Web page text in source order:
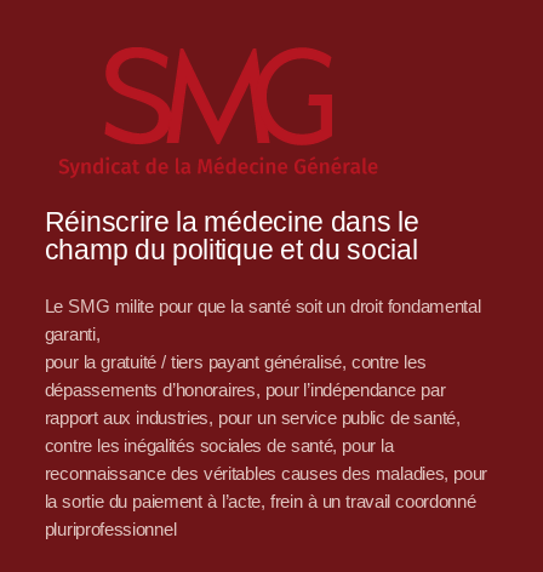
Réinscrire la médecine dans le
champ du politique et du social
Le SMG milite pour que la santé soit un droit fondamental
garanti,
pour la gratuité / tiers payant généralisé, contre les
dépassements d’honoraires, pour l’indépendance par
rapport aux industries, pour un service public de santé,
contre les inégalités sociales de santé, pour la
reconnaissance des véritables causes des maladies, pour
la sortie du paiement à l’acte, frein à un travail coordonné
pluriprofessionnel